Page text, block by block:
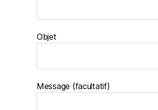
Objet
Message (facultatif)